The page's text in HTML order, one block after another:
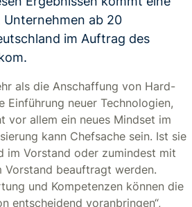
ab 20
im Auftrag des
als die Anschaffung von Hard-
Einführung neuer Technologien,
vor allem ein neues Mindset im
kann Chefsache sein. Ist sie
im Vorstand oder zumindest mit
Vorstand beauftragt werden.
und Kompetenzen können die
entscheidend voranbringen“,